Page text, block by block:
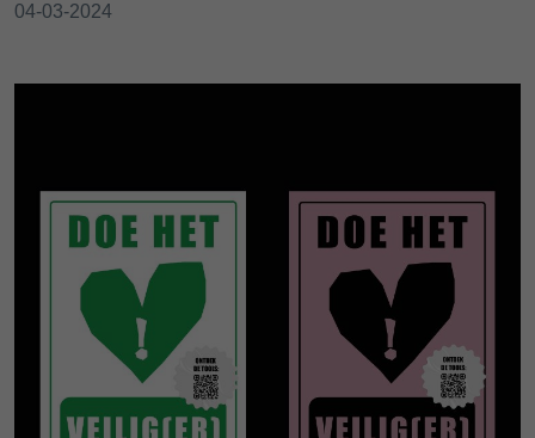
04-03-2024